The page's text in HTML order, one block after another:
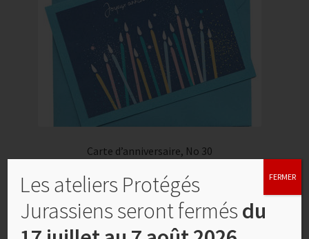
Carte d’anniversaire, No 30
4,00
Ajouter au panier
Les ateliers Protégés
Jurassiens seront fermés du
FERMER